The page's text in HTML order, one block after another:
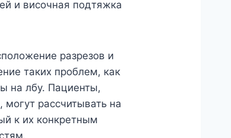
и височная подтяжка
разрезов и
таких проблем, как
на лбу. Пациенты,
рассчитывать на
к их конкретным